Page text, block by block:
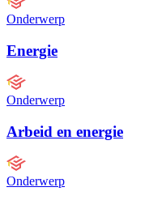
Onderwerp
Energie
Onderwerp
Arbeid en energie
Onderwerp